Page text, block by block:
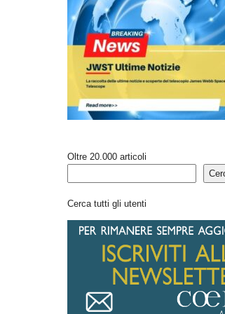
Oltre 20.000 articoli
Cerca tutti gli utenti